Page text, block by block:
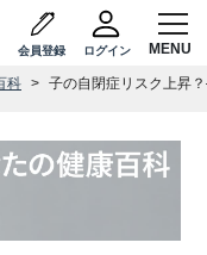
会員登録 ログイン
科 子の自閉症リスク上昇